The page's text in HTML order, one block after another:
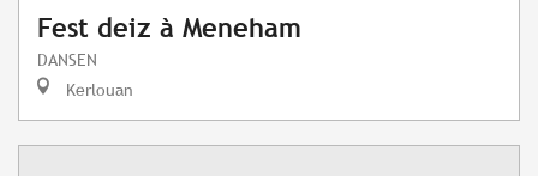
Fest deiz à Meneham
DANSEN
Kerlouan